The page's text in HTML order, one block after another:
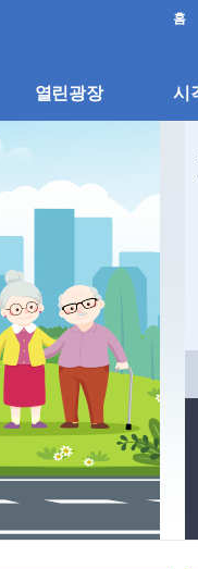
홈
열린광장 시